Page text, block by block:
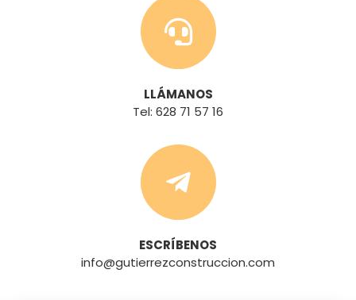
LLÁMANOS
Tel: 628 71 57 16
ESCRÍBENOS
info@gutierrezconstruccion.com